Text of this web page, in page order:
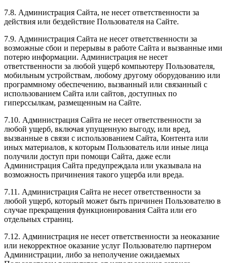
7.8. Администрация Сайта, не несет ответственности за
действия или бездействие Пользователя на Сайте.
7.9. Администрация Сайта не несет ответственности за
возможные сбои и перерывы в работе Сайта и вызванные ими
потерю информации. Администрация не несет
ответственности за любой ущерб компьютеру Пользователя,
мобильным устройствам, любому другому оборудованию или
программному обеспечению, вызванный или связанный с
использованием Сайта или сайтов, доступных по
гиперссылкам, размещенным на Сайте.
7.10. Администрация Сайта не несет ответственности за
любой ущерб, включая упущенную выгоду, или вред,
вызванные в связи с использованием Сайта, Контента или
иных материалов, к которым Пользователь или иные лица
получили доступ при помощи Сайта, даже если
Администрация Сайта предупреждала или указывала на
возможность причинения такого ущерба или вреда.
7.11. Администрация Сайта не несет ответственности за
любой ущерб, который может быть причинен Пользователю в
случае прекращения функционирования Сайта или его
отдельных страниц.
7.12. Администрация не несет ответственности за неоказание
или некорректное оказание услуг Пользователю партнером
Администрации, либо за неполучение ожидаемых